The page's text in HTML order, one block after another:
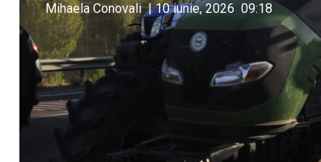
Mihaela Conovali | 10 iunie, 2026 09:18